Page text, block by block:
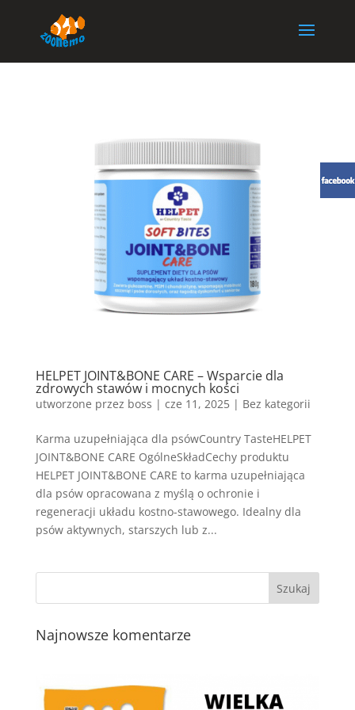
HELPET JOINT&BONE CARE – Wsparcie dla
zdrowych stawów i mocnych kości
utworzone przez boss | cze 11, 2025| Bez kategorii
Karma uzupełniająca dla psówCountry TasteHELPET
JOINT&BONE CARE OgólneSkładCechy produktu
HELPET JOINT&BONE CARE to karma uzupełniająca
dla psów opracowana z myślą o ochronie i
regeneracji układu kostno-stawowego. Idealny dla
psów aktywnych, starszych lub z...
Najnowsze komentarze